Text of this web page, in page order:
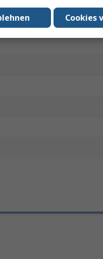
im Lieferumfang enthalten
Cookies